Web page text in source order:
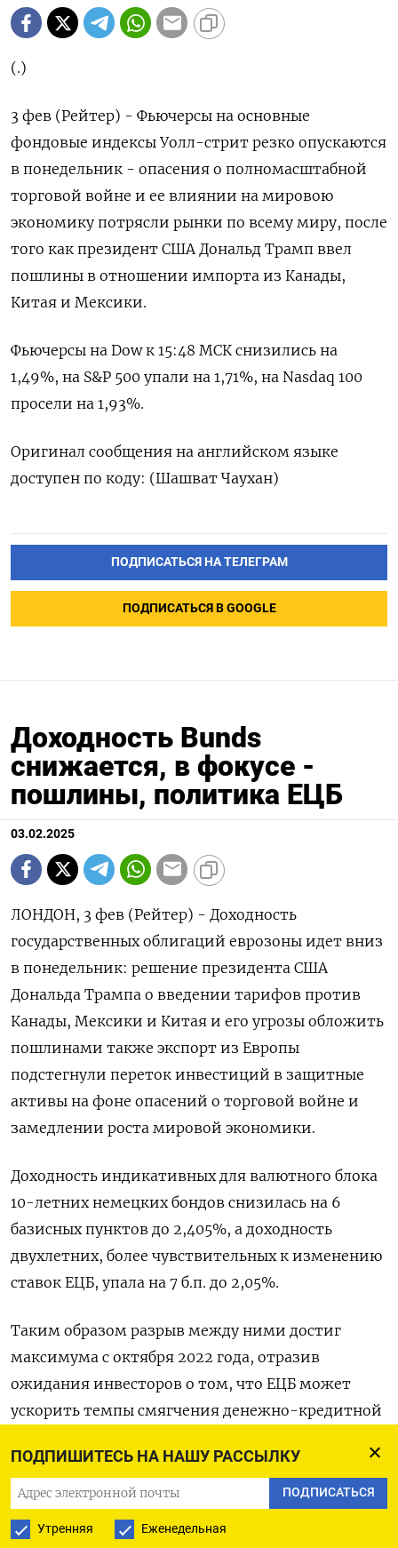
ПОДПИШИТЕСЬ НА НАШУ РАССЫЛКУ
ПОДПИСАТЬСЯ
Утренняя Еженедельная
(.)
3 фев (Рейтер) - Фьючерсы на основные
фондовые индексы Уолл-стрит резко опускаются
в понедельник - опасения о полномасштабной
торговой войне и ее влиянии на мировою
экономику потрясли рынки по всему миру, после
того как президент США Дональд Трамп ввел
пошлины в отношении импорта из Канады,
Китая и Мексики.
Фьючерсы на Dow к 15:48 МСК снизились на
1,49%, на S&P 500 упали на 1,71%, на Nasdaq 100
просели на 1,93%.
Оригинал сообщения на английском языке
доступен по коду: (Шашват Чаухан)
ПОДПИСАТЬСЯ НА ТЕЛЕГРАМ
ПОДПИСАТЬСЯ В GOOGLE
Доходность Bunds
снижается, в фокусе -
пошлины, политика ЕЦБ
03.02.2025
ЛОНДОН, 3 фев (Рейтер) - Доходность
государственных облигаций еврозоны идет вниз
в понедельник: решение президента США
Дональда Трампа о введении тарифов против
Канады, Мексики и Китая и его угрозы обложить
пошлинами также экспорт из Европы
подстегнули переток инвестиций в защитные
активы на фоне опасений о торговой войне и
замедлении роста мировой экономики.
Доходность индикативных для валютного блока
10-летних немецких бондов снизилась на 6
базисных пунктов до 2,405%, а доходность
двухлетних, более чувствительных к изменению
ставок ЕЦБ, упала на 7 б.п. до 2,05%.
Таким образом разрыв между ними достиг
максимума с октября 2022 года, отразив
ожидания инвесторов о том, что ЕЦБ может
ускорить темпы смягчения денежно-кредитной
экономики.
Доходность 10-летних гособлигаций Италии тем
временем выросла на 2 б.п. до 3,539%.